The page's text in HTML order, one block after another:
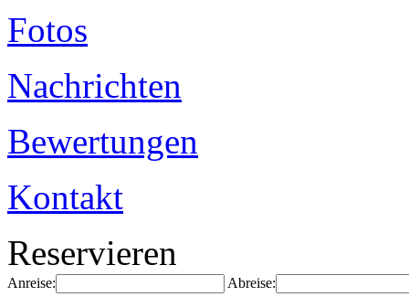
Fotos
Nachrichten
Bewertungen
Kontakt
Reservieren
Anreise: Abreise: